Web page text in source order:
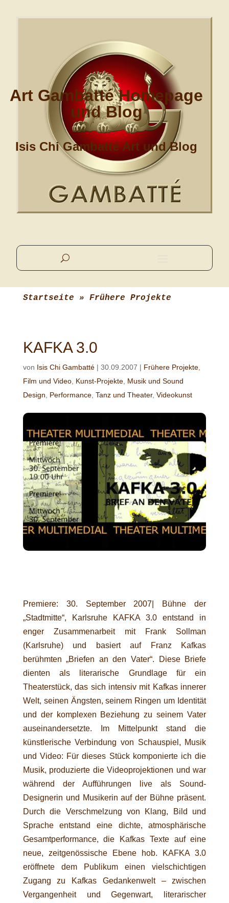
Art Gambatté Homepage
und Blog
Isis Chi Gambatté Art und Blog
Startseite » Frühere Projekte
KAFKA 3.0
von Isis Chi Gambatté| 30.09.2007 | Frühere Projekte,
Film und Video, Kunst-Projekte, Musik und Sound
Design
Performance, Tanz und Theater, Videokunst
Premiere: 30. September 2007| Bühne der
„Stadtmitte“, Karlsruhe KAFKA 3.0 entstand in
enger Zusammenarbeit mit Frank Sollman
(Karlsruhe) und basiert auf Franz Kafkas
berühmten „Briefen an den Vater“. Diese Briefe
dienten als literarische Grundlage für ein
Theaterstück, das sich intensiv mit Kafkas innerer
Welt, seinen Ängsten, seinem Ringen um Identität
und der komplexen Beziehung zu seinem Vater
auseinandersetzte. Im Mittelpunkt stand die
künstlerische Verbindung von Schauspiel, Musik
und Video: Für dieses Stück komponierte ich die
Musik, produzierte die Videoprojektionen und war
während der Aufführungen live als Sound-
Designerin und Musikerin auf der Bühne präsent.
Durch die Verschmelzung von Klang, Bild und
Sprache entstand eine dichte, atmosphärische
Gesamtperformance, die Kafkas Texte auf eine
neue, zeitgenössische Ebene hob. KAFKA 3.0
eröffnete dem Publikum einen vielschichtigen
Zugang zu Kafkas Gedankenwelt – zwischen
Vergangenheit und Gegenwart, literarischer